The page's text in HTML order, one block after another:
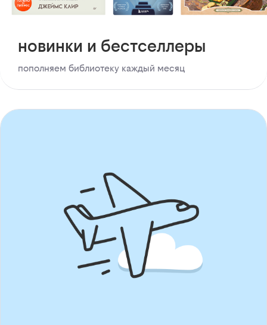
новинки и бестселлеры
пополняем библиотеку каждый месяц